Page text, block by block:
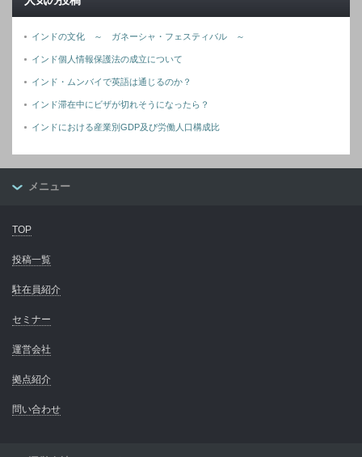
インドの文化 ～ ガネーシャ・フェスティバル ～
インド個人情報保護法の成立について
インド・ムンバイで英語は通じるのか？
インド滞在中にビザが切れそうになったら？
インドにおける産業別GDP及び労働人口構成比
メニュー
TOP
投稿一覧
駐在員紹介
セミナー
運営会社
拠点紹介
問い合わせ